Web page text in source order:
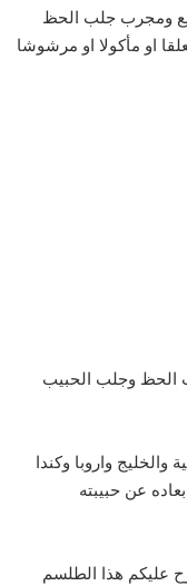
ومجرب جلب الحظ
او مأكولا او مرشوشا
الحظ وجلب الحبيب
واروبا وكندا
عن حبيبته
عليكم هذا الطلسم